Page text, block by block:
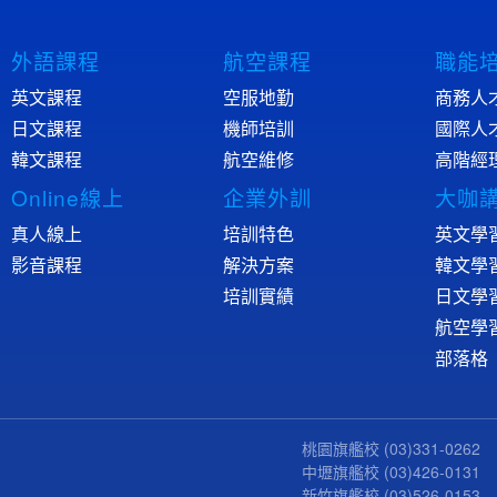
外語課程
英文課程
日文課程
韓文課程
Online線上
真人線上
影音課程
航空課程
空服地勤
機師培訓
航空維修
企業外訓
培訓特色
解決方案
培訓實績
職能
商務人
國際人
高階經
大咖
英文學
韓文學
日文學
航空學
部落格
桃園旗艦校 (03)331-0262
中壢旗艦校 (03)426-0131